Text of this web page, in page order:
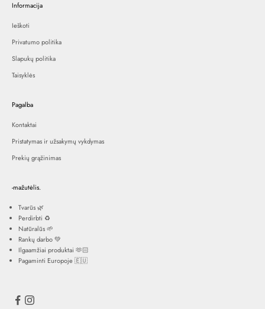
Informacija
Ieškoti
Privatumo politika
Slapukų politika
Taisyklės
Pagalba
Kontaktai
Pristatymas ir užsakymų vykdymas
Prekių grąžinimas
-mažutėlis.
Tvarūs 🌿
Perdirbti ♻️
Natūralūs 🌱
Rankų darbo 💚
Ilgaamžiai produktai 🫶🏻
Pagaminti Europoje 🇪🇺